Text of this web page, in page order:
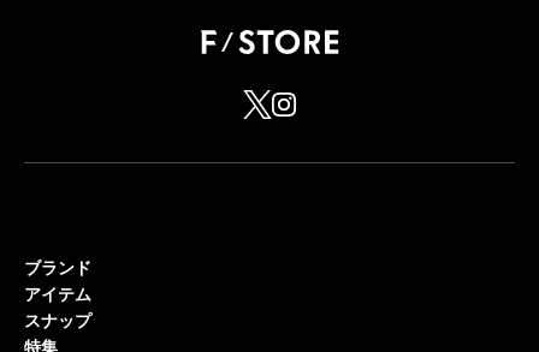
ブランド
アイテム
スナップ
特集